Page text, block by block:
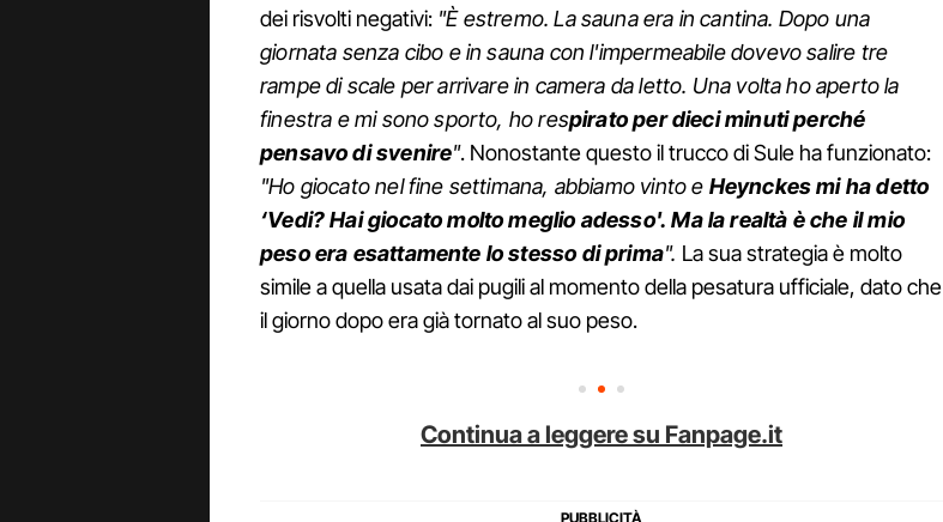
dei risvolti negativi: "È estremo. La sauna era in cantina. Dopo una
giornata senza cibo e in sauna con l'impermeabile dovevo salire tre
rampe di scale per arrivare in camera da letto. Una volta ho aperto la
finestra e mi sono sporto, ho respirato per dieci minuti perché
pensavo di svenire". Nonostante questo il trucco di Sule ha funzionato:
"Ho giocato nel fine settimana, abbiamo vinto e Heynckes mi ha detto
‘Vedi? Hai giocato molto meglio adesso'. Ma la realtà è che il mio
peso era esattamente lo stesso di prima". La sua strategia è molto
simile a quella usata dai pugili al momento della pesatura ufficiale, dato che
il giorno dopo era già tornato al suo peso.
Continua a leggere su Fanpage.it